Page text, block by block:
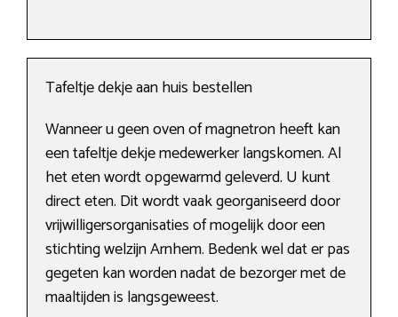
Tafeltje dekje aan huis bestellen
Wanneer u geen oven of magnetron heeft kan
een tafeltje dekje medewerker langskomen. Al
het eten wordt opgewarmd geleverd. U kunt
direct eten. Dit wordt vaak georganiseerd door
vrijwilligersorganisaties of mogelijk door een
stichting welzijn Arnhem. Bedenk wel dat er pas
gegeten kan worden nadat de bezorger met de
maaltijden is langsgeweest.